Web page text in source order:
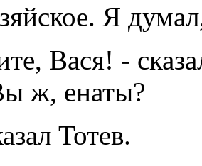
Я
Вася! -
ж, енаты?
Тотев.